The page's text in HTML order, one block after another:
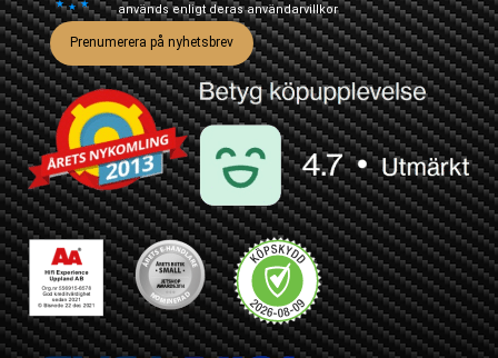
används enligt derasanvändarvillkor
Prenumerera på nyhetsbrev